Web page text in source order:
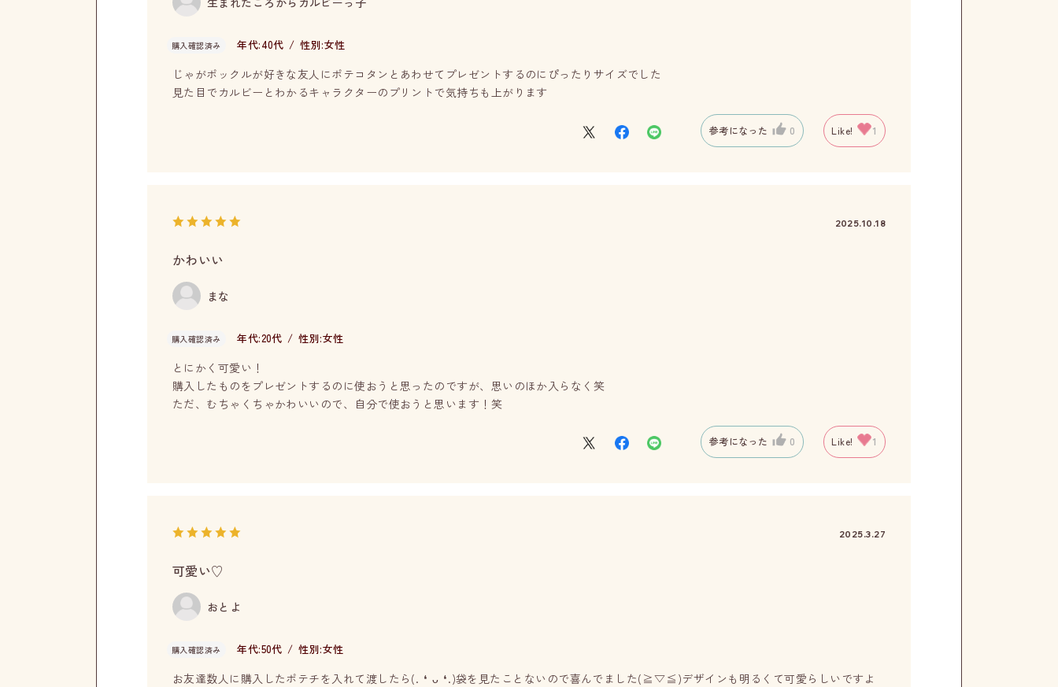
購入確認済み 年代:40代 性別:女性
じゃがポックルが好きな友人にポテコタンとあわせてプレゼントするのにぴったりサイズでした
見た目でカルビーとわかるキャラクターのプリントで気持ちも上がります
参考になった 0 Like! 1
2025.10.18
かわいい
まな
購入確認済み 年代:20代 性別:女性
とにかく可愛い！
購入したものをプレゼントするのに使おうと思ったのですが、思いのほか入らなく笑
ただ、むちゃくちゃかわいいので、自分で使おうと思います！笑
参考になった 0 Like! 1
2025.3.27
可愛い♡
おとよ
購入確認済み 年代:50代 性別:女性
お友達数人に購入したポテチを入れて渡したら(⁠.⁠ ⁠❛⁠ ⁠ᴗ⁠ ⁠❛⁠.⁠)袋を見たことないので喜んでました(⁠≧⁠▽⁠≦⁠)デザインも明るくて可愛らしいですよ